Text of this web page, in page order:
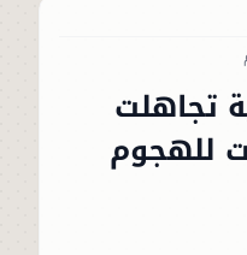
تجاهلت
للهجوم